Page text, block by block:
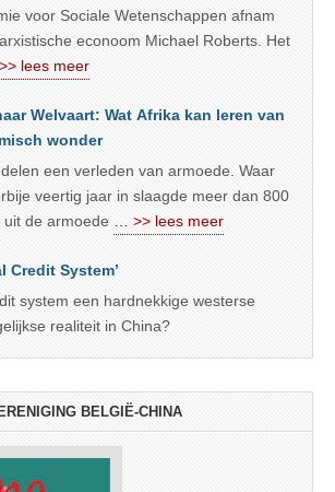
voor Sociale Wetenschappen afnam
econoom Michael Roberts. Het
lees meer
Welvaart: Wat Afrika kan leren van
wonder
een verleden van armoede. Waar
veertig jaar in slaagde meer dan 800
uit de armoede
… >> lees meer
Credit System’
system een hardnekkige westerse
realiteit in China?
BELGIË-CHINA